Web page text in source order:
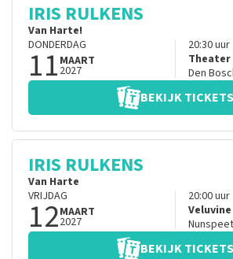
IRIS RULKENS
Van Harte!
DONDERDAG
11 MAART
2027
20:30uur
Theater
Den
BEKIJK TICKETS
IRIS RULKENS
Van Harte
VRIJDAG
12MAART
2027
20:00uur
Veluvine
Nunspeet
BEKIJK TICKETS